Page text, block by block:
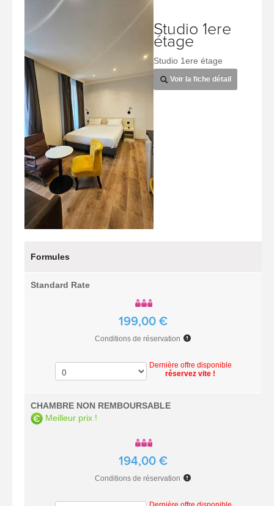
Studio 1ere
étage
Studio 1ere étage
Voir la fiche détail
Formules
Standard Rate
199,00 €
Conditions de réservation
Dernière offre disponible
réservez vite !
CHAMBRE NON REMBOURSABLE
Meilleur prix !
194,00 €
Conditions de réservation